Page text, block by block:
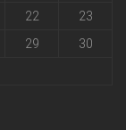
22
23
29
30